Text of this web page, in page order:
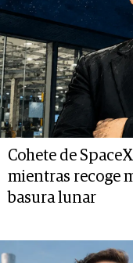
Cohete de
mientras recoge
basura lunar